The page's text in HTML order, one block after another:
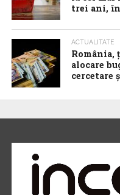
trei ani,
ACTUALITATE
România,
alocare
cercetare